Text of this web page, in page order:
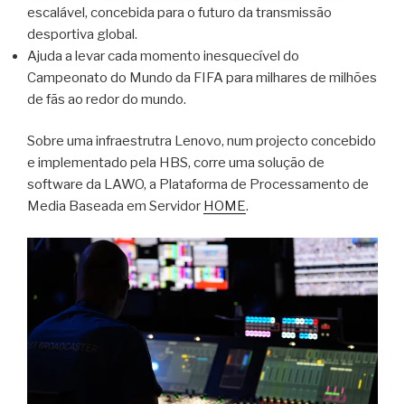
escalável, concebida para o futuro da transmissão
desportiva global.
Ajuda a levar cada momento inesquecível do
Campeonato do Mundo da FIFA para milhares de milhões
de fãs ao redor do mundo.
Sobre uma infraestrutra Lenovo, num projecto concebido
e implementado pela HBS, corre uma solução de
software da LAWO, a Plataforma de Processamento de
Media Baseada em Servidor HOME.